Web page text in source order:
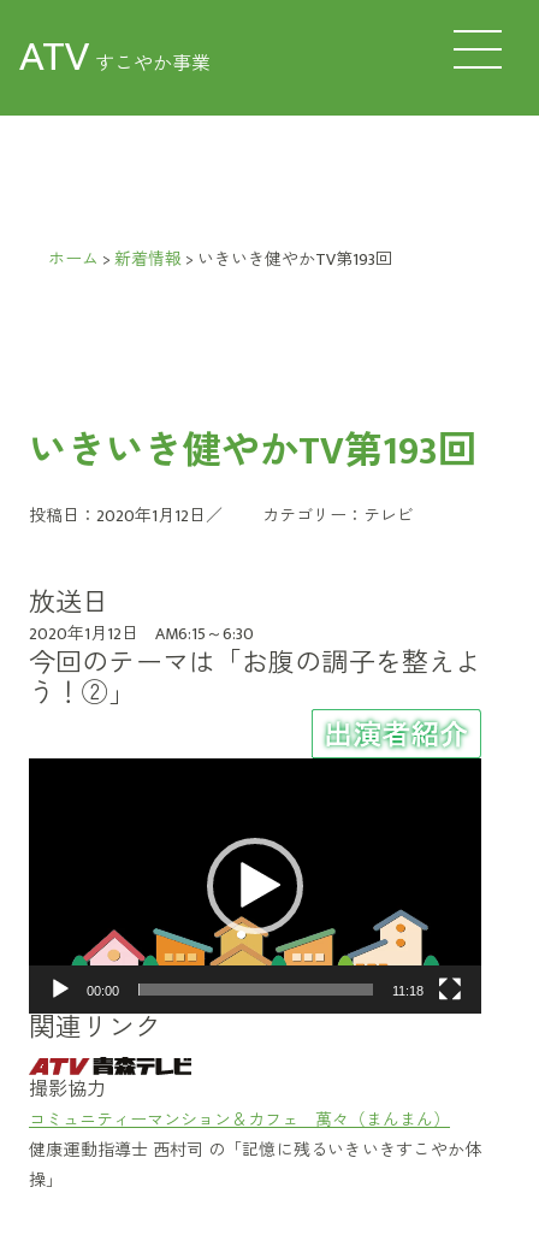
ATV すこやか事業
ホーム >新着情報> いきいき健やかTV第193回
いきいき健やかTV第193回
投稿日：2020年1月12日／ カテゴリー： テレビ
放送日
2020年1月12日 AM6:15～6:30
今回のテーマは「お腹の調子を整えよ
う！②」
00:00 11:18
関連リンク
撮影協力
コミュニティーマンション＆カフェ 萬々（まんまん）
健康運動指導士 西村司 の「記憶に残るいきいきすこやか体
操」